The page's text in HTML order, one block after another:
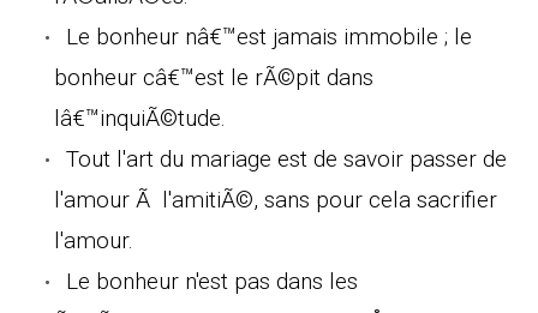
Le bonheur nâ€™est jamais immobile ; le
bonheur câ€™est le rÃ©pit dans
lâ€™inquiÃ©tude.
Tout l'art du mariage est de savoir passer de
l'amour Ã l'amitiÃ©, sans pour cela sacrifier
l'amour.
Le bonheur n'est pas dans les